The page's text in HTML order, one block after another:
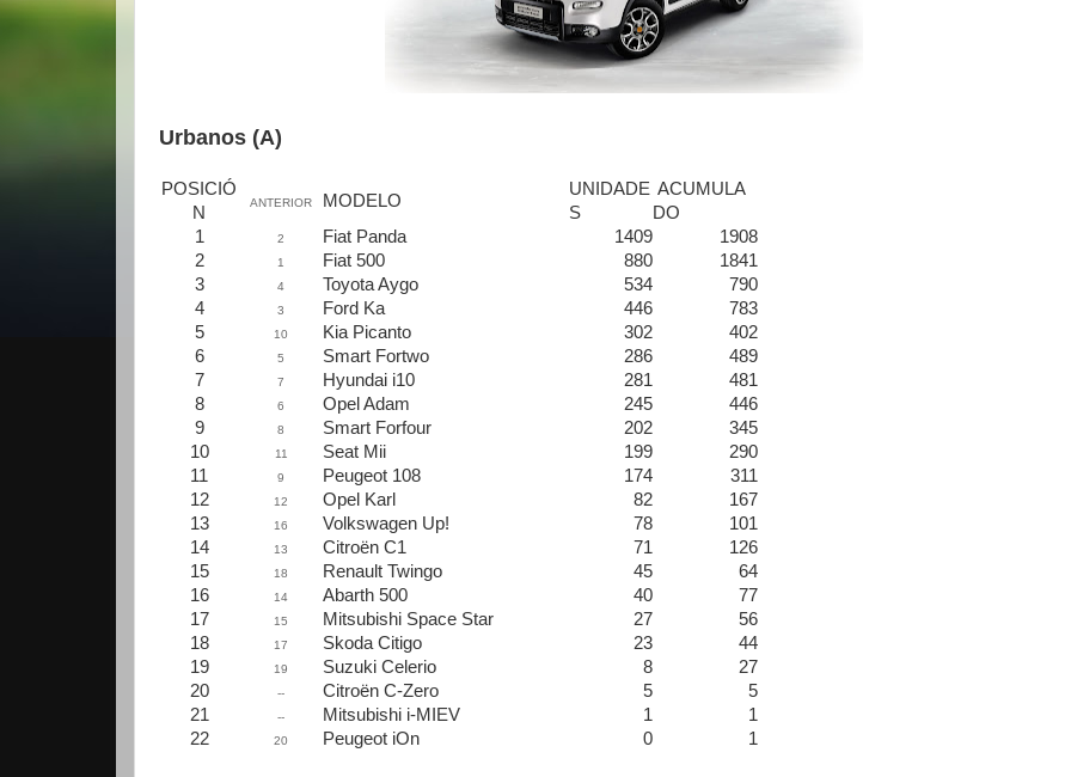
Urbanos (A)
POSICIÓ
N
ANTERIOR MODELO
UNIDADE
S
ACUMULA
DO
1
2 Fiat Panda 1409
1908
2
1 Fiat 500 880
1841
3
4 Toyota Aygo 534
790
4
3 Ford Ka 446
783
5
10 Kia Picanto 302
402
6
5 Smart Fortwo 286
489
7
7 Hyundai i10 281
481
8
6 Opel Adam 245
446
9
8 Smart Forfour 202
345
10
11 Seat Mii 199
290
11
9 Peugeot 108 174
311
12
12 Opel Karl 82
167
13
16 Volkswagen Up! 78
101
14
13 Citroën C1 71
126
15
18 Renault Twingo 45
64
16
14 Abarth 500 40
77
17
15 Mitsubishi Space Star 27
56
18
17 Skoda Citigo 23
44
19
19 Suzuki Celerio 8
27
20
-- Citroën C-Zero 5
5
21
-- Mitsubishi i-MIEV 1
1
22
20 Peugeot iOn 0 1